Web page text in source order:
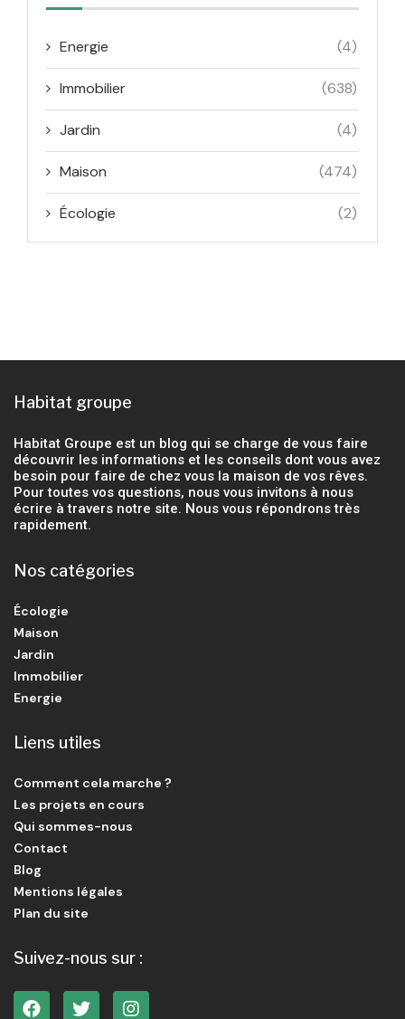
Energie (4)
Immobilier (638)
Jardin (4)
Maison (474)
Écologie (2)
Habitat groupe
Habitat Groupe est un blog qui se charge de vous faire
découvrir les informations et les conseils dont vous avez
besoin pour faire de chez vous la maison de vos rêves.
Pour toutes vos questions, nous vous invitons à nous
écrire à travers notre site. Nous vous répondrons très
rapidement.
Nos catégories
Écologie
Maison
Jardin
Immobilier
Energie
Liens utiles
Comment cela marche ?
Les projets en cours
Qui sommes-nous
Contact
Blog
Mentions légales
Plan du site
Suivez-nous sur :